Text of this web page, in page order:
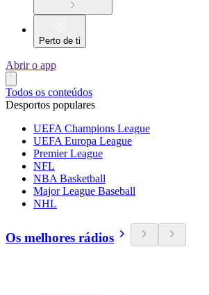
Perto de ti
Abrir o app
Todos os conteúdos
Desportos populares
UEFA Champions League
UEFA Europa League
Premier League
NFL
NBA Basketball
Major League Baseball
NHL
Os melhores rádios